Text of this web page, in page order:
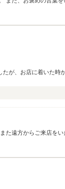
が、お店に着いた